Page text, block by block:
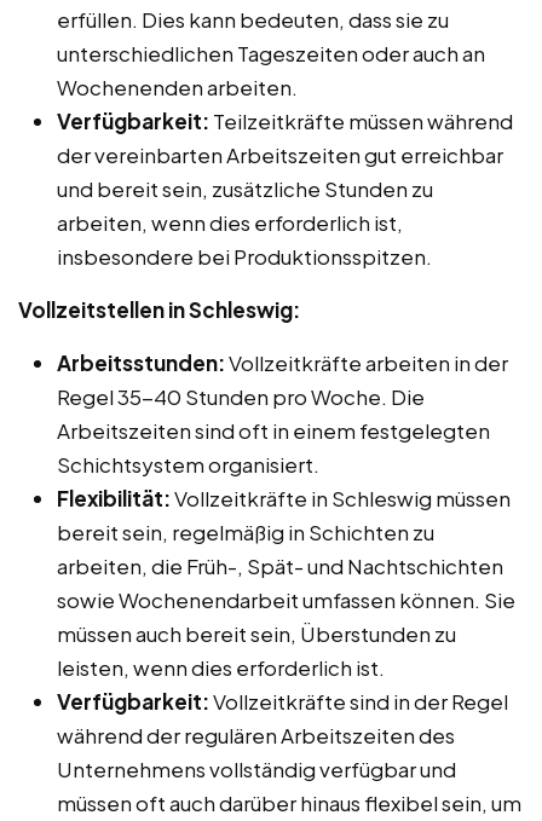
erfüllen. Dies kann bedeuten, dass sie zu
unterschiedlichen Tageszeiten oder auch an
Wochenenden arbeiten.
Verfügbarkeit: Teilzeitkräfte müssen während
der vereinbarten Arbeitszeiten gut erreichbar
und bereit sein, zusätzliche Stunden zu
arbeiten, wenn dies erforderlich ist,
insbesondere bei Produktionsspitzen.
Vollzeitstellen in Schleswig:
Arbeitsstunden:Vollzeitkräfte arbeiten in der
Regel 35-40 Stunden pro Woche. Die
Arbeitszeiten sind oft in einem festgelegten
Schichtsystem organisiert.
Flexibilität:Vollzeitkräfte in Schleswig müssen
bereit sein, regelmäßig in Schichten zu
arbeiten, die Früh-, Spät- und Nachtschichten
sowie Wochenendarbeit umfassen können. Sie
müssen auch bereit sein, Überstunden zu
leisten, wenn dies erforderlich ist.
Verfügbarkeit:Vollzeitkräfte sind in der Regel
während der regulären Arbeitszeiten des
Unternehmens vollständig verfügbar und
müssen oft auch darüber hinaus flexibel sein, um